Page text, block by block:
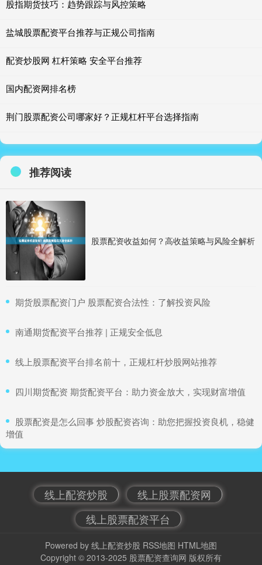
股指期货技巧：趋势跟踪与风控策略
盐城股票配资平台推荐与正规公司指南
配资炒股网 杠杆策略 安全平台推荐
国内配资网排名榜
荆门股票配资公司哪家好？正规杠杆平台选择指南
推荐阅读
股票配资收益如何？高收益策略与风险全解析
​期货股票配资门户 股票配资合法性：了解投资风险
​南通期货配资平台推荐 | 正规安全低息
​线上股票配资平台排名前十，正规杠杆炒股网站推荐
​四川期货配资 期货配资平台：助力资金放大，实现财富增值
​股票配资是怎么回事 炒股配资咨询：助您把握投资良机，稳健
增值
线上配资炒股
线上股票配资网
线上股票配资平台
Powered by 线上配资炒股 RSS地图 HTML地图
Copyright © 2013-2025 股票配资查询网 版权所有